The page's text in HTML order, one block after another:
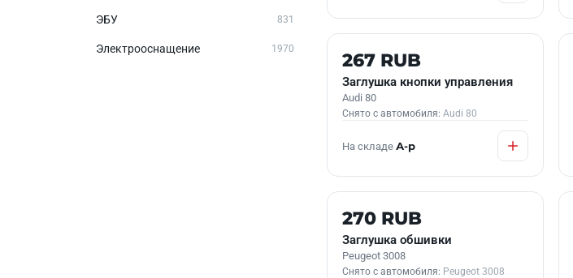
ЭБУ 831
Электрооснащение 1970 Б/У В НАЛИЧИИ
267 RUB
Заглушка кнопки управления
Audi 80
Снято с автомобиля: Audi 80
На складе А-р
Б/У В НАЛИЧИИ
270 RUB
Заглушка обшивки
Peugeot 3008
Снято с автомобиля: Peugeot 3008